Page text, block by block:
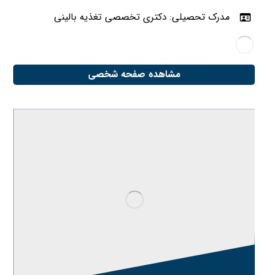
مدرک تحصیلی: دکتری تخصصی تغذیه بالینی
مشاهده صفحه شخصی